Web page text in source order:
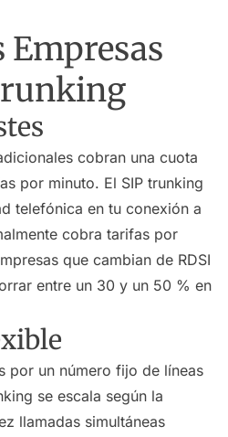
Empresas
cobran una cuota
por minuto. El SIP trunking
telefónica en tu conexión a
cobra tarifas por
que cambian de RDSI
entre un 30 y un 50 % en
por un número fijo de líneas
se escala según la
llamadas simultáneas